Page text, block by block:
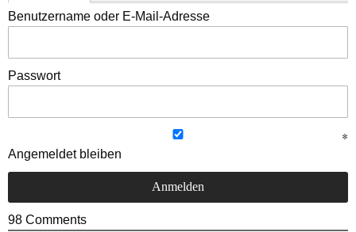
Benutzername oder E-Mail-Adresse
Passwort
Angemeldet bleiben
98 Comments